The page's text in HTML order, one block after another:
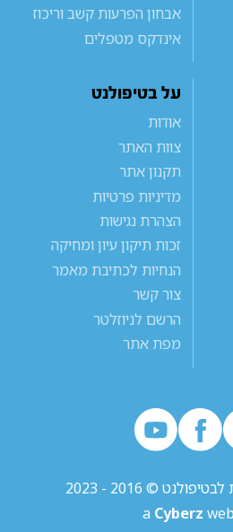
אבחון הפרעות קשב וריכוז
אינדקס מטפלים
על בטיפולנט
אודות
צוות האתר
תקנון אתר
מדיניות פרטיות
הצהרת נגישות
זכות תיקון עיון ומחיקה
הנחיות לכתיבת מאמר
צור קשר
הרשם לניוזלטר
מפת אתר
© 2016 - 2023
a Cyberz